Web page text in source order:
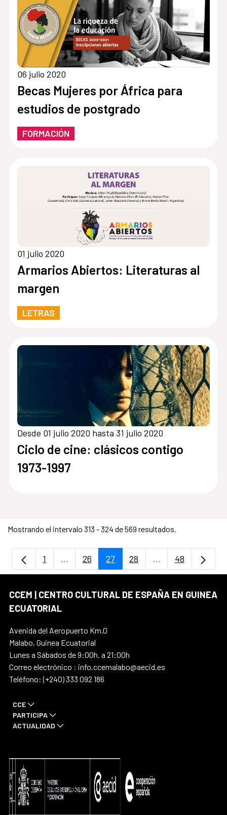
06 julio 2020
Becas Mujeres por África para
estudios de postgrado
FORMACIÓN
01 julio 2020
Armarios Abiertos: Literaturas al
margen
LETRAS
Desde 01 julio 2020 hasta 31 julio 2020
Ciclo de cine: clásicos contigo
1973-1997
Mostrando el intervalo 313 - 324 de 569 resultados.
Página
1 ...Páginas intermedias Use TAB para
Página
26 Página
27 Página
28 ...PáginasPágina
48
CCEM | CENTRO CULTURAL DE ESPAÑA EN GUINEA
ECUATORIAL
Avenida del Aeropuerto Km.0
Malabo, Guinea Ecuatorial
Lunes a Sábados de 9:00h. a 21:00h
Correo electrónico : info.ccemalabo@aecid.es
Teléfono: (+240) 333 092 186
CCE
PARTICIPA
ACTUALIDAD